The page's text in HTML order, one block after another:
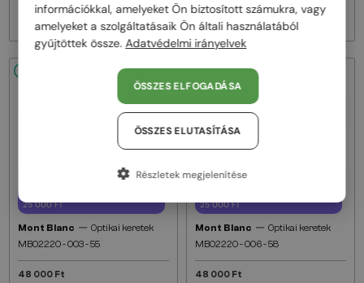
48 000 Ft 48 000 Ft
25 000 FT
Mont Blanc — Optikai keretek
MB0222O - 003 - 55
48 000 Ft
48/72
25 000 FT
Mont Blanc — Optikai keretek
MB0222O - 006 - 58
48 000 Ft
információkkal, amelyeket Ön biztosított számukra, vagy
amelyeket a szolgáltatásaik Ön általi használatából
gyűjtöttek össze. Adatvédelmi irányelvek
ÖSSZES ELFOGADÁSA
ÖSSZES ELUTASÍTÁSA
Részletek megjelenítése